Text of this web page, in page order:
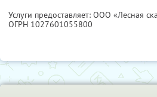
Услуги предоставляет: ООО «Лесная
ОГРН 1027601055800